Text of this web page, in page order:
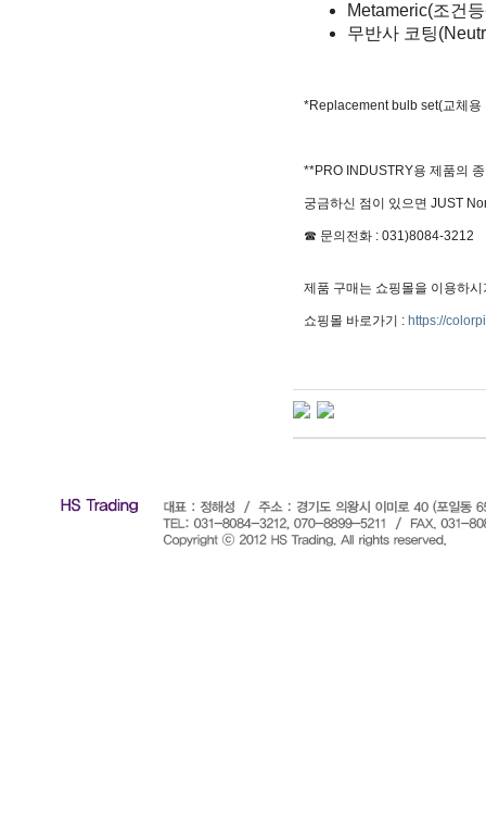
Metameric(조건
무반사 코팅
*Replacement bulb set(교체
**PRO INDUSTRY용 제품의
궁금하신 점이 있으면 JUST
☎ 문의전화 : 031)8084-3212
제품 구매는 쇼핑몰을 이용하
쇼핑몰 바로가기 : https://